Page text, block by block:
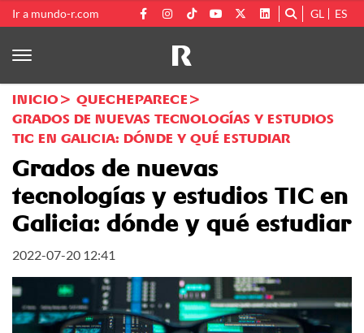
Ir a mundo-r.com GL ES
INICIO
QUECHEPARECE
GRADOS DE NUEVAS TECNOLOGÍAS Y ESTUDIOS
TIC EN GALICIA: DÓNDE Y QUÉ ESTUDIAR
Grados de nuevas
tecnologías y estudios TIC en
Galicia: dónde y qué estudiar
2022-07-20 12:41